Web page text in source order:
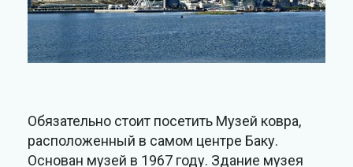
Обязательно стоит посетить Музей ковра,
расположенный в самом центре Баку.
Основан музей в 1967 году. Здание музея